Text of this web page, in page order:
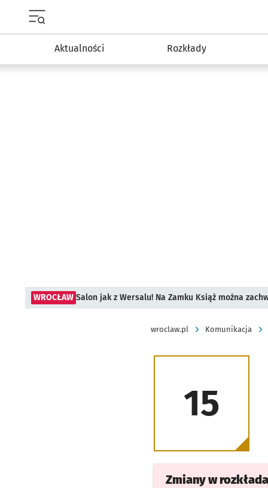
Aktualności Rozkłady
WROCŁAW Salon jak z Wersalu! Na Zamku Książ można
wroclaw.pl Komunikacja
15
Zmiany w